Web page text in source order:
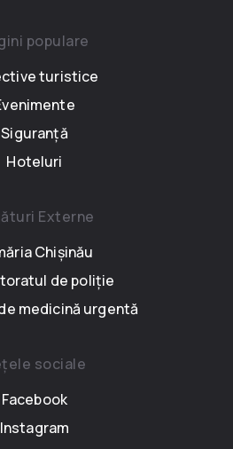
populare
turistice
Siguranță
Hoteluri
Externe
Chișinău
de poliție
medicină urgentă
sociale
Facebook
Instagram